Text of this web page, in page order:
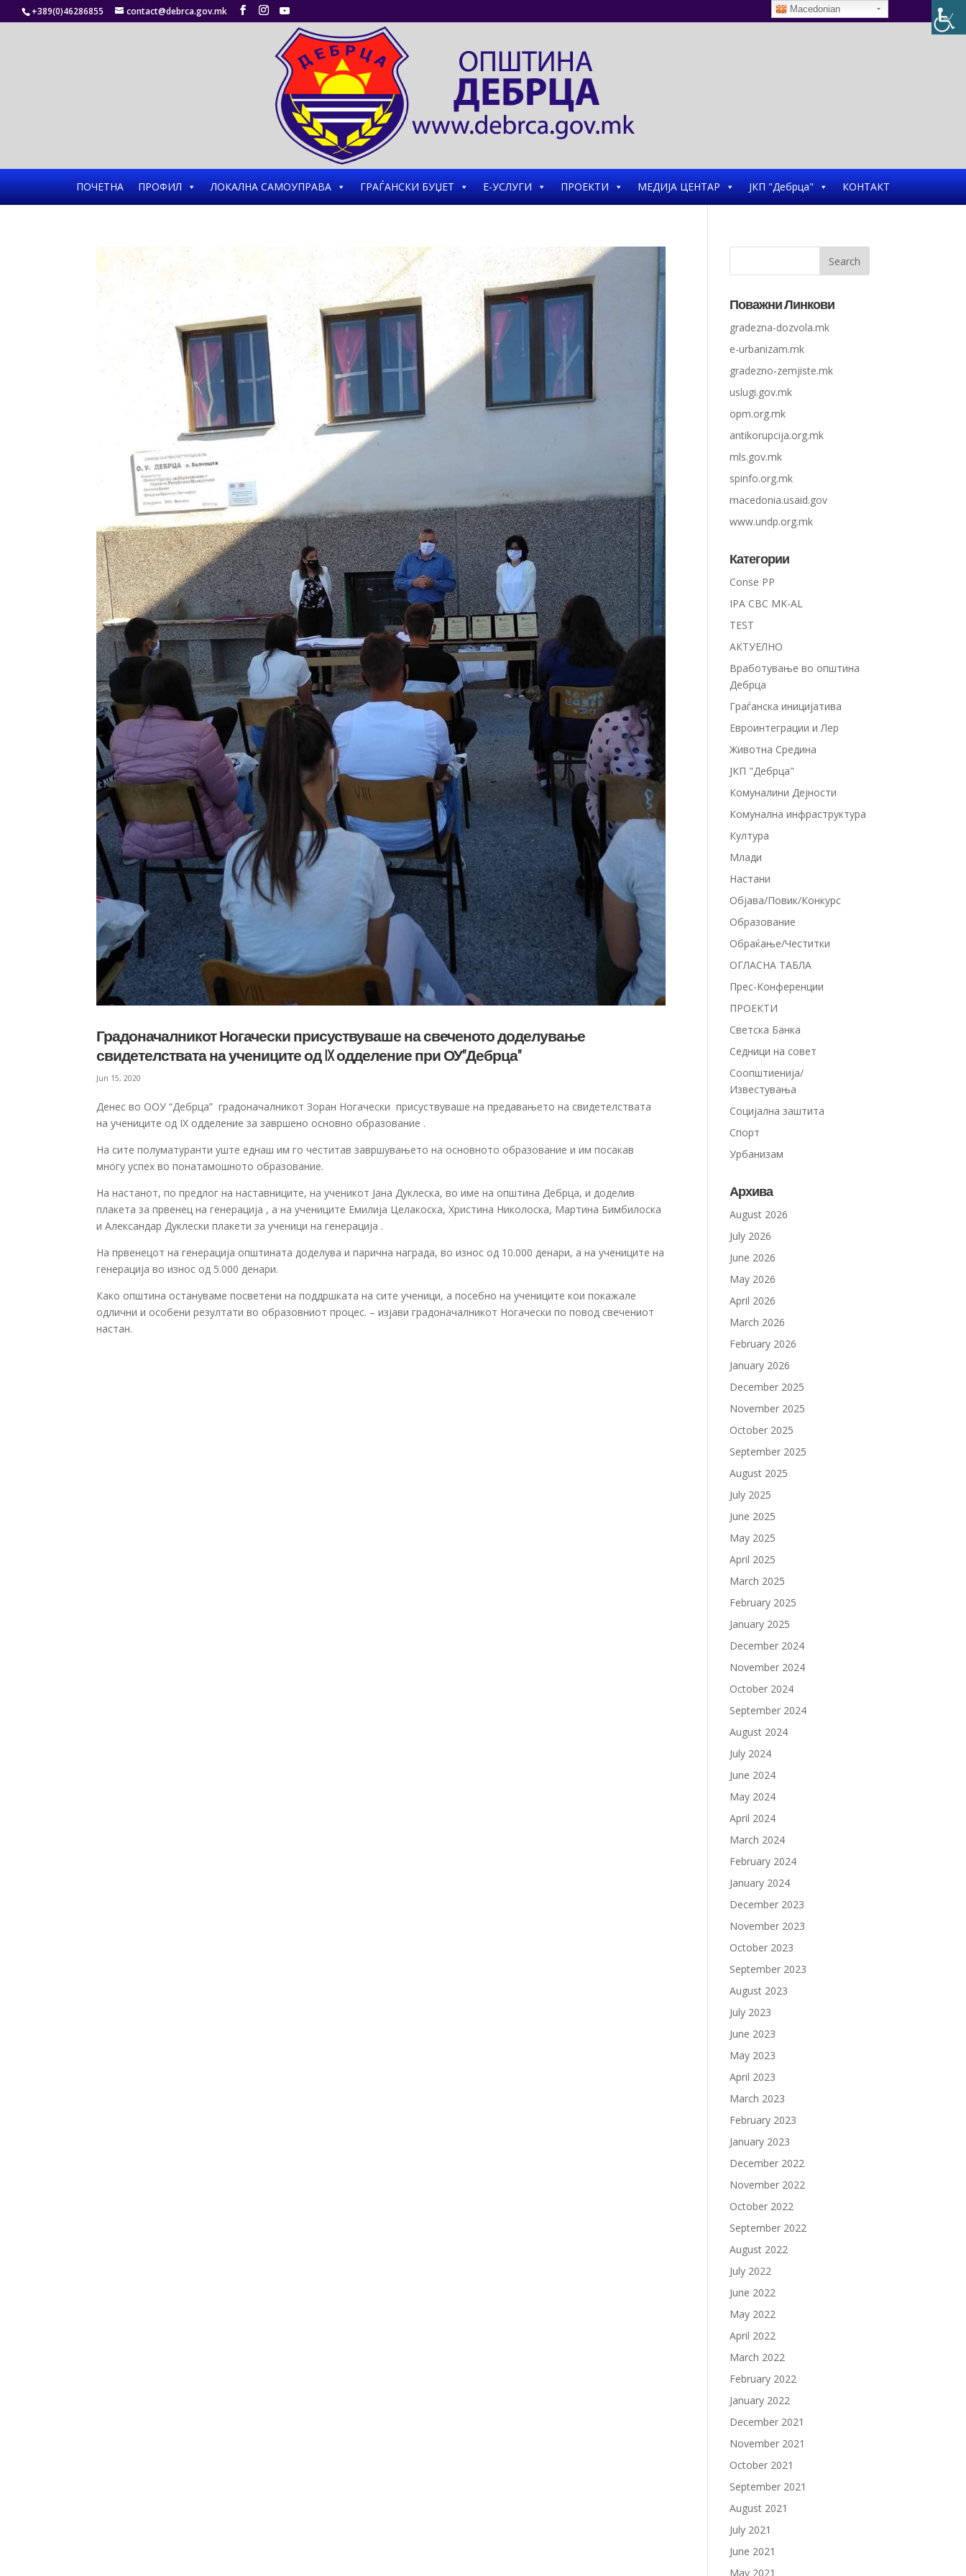
+389(0)46286855 contact@debrca.gov.mk
ПОЧЕТНА ПРОФИЛ ЛОКАЛНА САМОУПРАВА ГРАЃАНСКИ БУЏЕТ Е-УСЛУГИ ПРОЕКТИ МЕДИЈА ЦЕНТАР ЈКП "Дебрца" КОНТАКТ
Градоначалникот Ногачески присуствуваше на свеченото доделување
свидетелствата на учениците од IX одделение при ОУ”Дебрца”
Jun 15, 2020
Денес во ООУ “Дебрца” градоначалникот Зоран Ногачески присуствуваше на предавањето на свидетелствата
на учениците од IX одделение за завршено основно образование .
На сите полуматуранти уште еднаш им го честитав завршувањето на основното образование и им посакав
многу успех во понатамошното образование.
На настанот, по предлог на наставниците, на ученикот Јана Дуклеска, во име на општина Дебрца, и доделив
плакета за првенец на генерација , а на учениците Емилија Целакоска, Христина Николоска, Мартина Бимбилоска
и Александар Дуклески плакети за ученици на генерација .
На првенецот на генерација општината доделува и парична награда, во износ од 10.000 денари, а на учениците на
генерација во износ од 5.000 денари.
Како општина остануваме посветени на поддршката на сите ученици, а посебно на учениците кои покажале
одлични и особени резултати во образовниот процес. – изјави градоначалникот Ногачески по повод свечениот
настан.
Поважни Линкови
gradezna-dozvola.mk
e-urbanizam.mk
gradezno-zemjiste.mk
uslugi.gov.mk
opm.org.mk
antikorupcija.org.mk
mls.gov.mk
spinfo.org.mk
macedonia.usaid.gov
www.undp.org.mk
Категории
Conse PP
IPA CBC MK-AL
TEST
АКТУЕЛНО
Вработување во општина
Дебрца
Граѓанска иницијатива
Евроинтеграции и Лер
Животна Средина
ЈКП "Дебрца"
Комуналини Дејности
Комунална инфраструктура
Култура
Млади
Настани
Објава/Повик/Конкурс
Образование
Обраќање/Честитки
ОГЛАСНА ТАБЛА
Прес-Конференции
ПРОЕКТИ
Светска Банка
Седници на совет
Соопштиенија/
Известувања
Социјална заштита
Спорт
Урбанизам
Архива
August 2026
July 2026
June 2026
May 2026
April 2026
March 2026
February 2026
January 2026
December 2025
November 2025
October 2025
September 2025
August 2025
July 2025
June 2025
May 2025
April 2025
March 2025
February 2025
January 2025
December 2024
November 2024
October 2024
September 2024
August 2024
July 2024
June 2024
May 2024
April 2024
March 2024
February 2024
January 2024
December 2023
November 2023
October 2023
September 2023
August 2023
July 2023
June 2023
May 2023
April 2023
March 2023
February 2023
January 2023
December 2022
November 2022
October 2022
September 2022
August 2022
July 2022
June 2022
May 2022
April 2022
March 2022
February 2022
January 2022
December 2021
November 2021
October 2021
September 2021
August 2021
July 2021
June 2021
May 2021
Macedonian